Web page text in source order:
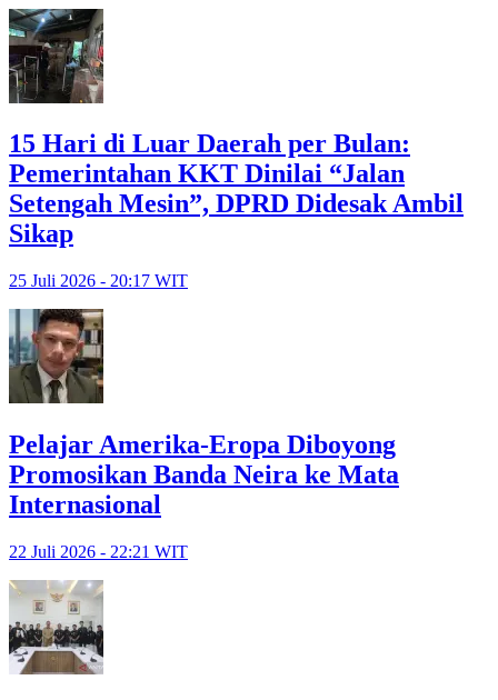
15 Hari di Luar Daerah per Bulan:
Pemerintahan KKT Dinilai “Jalan
Setengah Mesin”, DPRD Didesak Ambil
Sikap
25 Juli 2026 - 20:17 WIT
Pelajar Amerika-Eropa Diboyong
Promosikan Banda Neira ke Mata
Internasional
22 Juli 2026 - 22:21 WIT